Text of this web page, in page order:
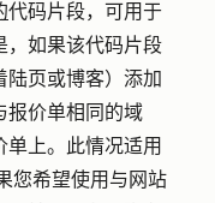
代码片段，可用于
，如果该代码片段
陆页或博客）添加
报价单相同的域
上。此情况适用
您希望使用与网站